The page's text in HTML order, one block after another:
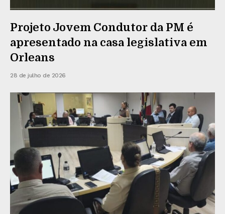
Projeto Jovem Condutor da PM é
apresentado na casa legislativa em
Orleans
28 de julho de 2026